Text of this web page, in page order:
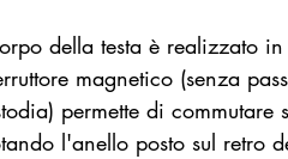
della testa è realizzato
magnetico (senza
permette di
l'anello posto sul retro